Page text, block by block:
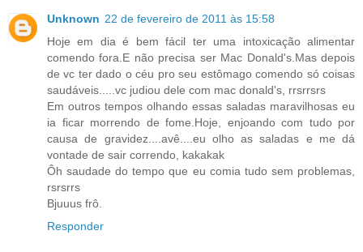
Unknown 22 de fevereiro de 2011 às 15:58
Hoje em dia é bem fácil ter uma intoxicação alimentar
comendo fora.E não precisa ser Mac Donald's.Mas depois
de vc ter dado o céu pro seu estômago comendo só coisas
saudáveis.....vc judiou dele com mac donald's, rrsrrsrs
Em outros tempos olhando essas saladas maravilhosas eu
ia ficar morrendo de fome.Hoje, enjoando com tudo por
causa de gravidez....avê....eu olho as saladas e me dá
vontade de sair correndo, kakakak
Ôh saudade do tempo que eu comia tudo sem problemas,
rsrsrrs
Bjuuus frô.
Responder